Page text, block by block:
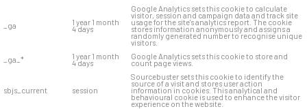
_ga 1 year 1 month
4 days
Google Analytics sets this cookie to calculate
visitor, session and campaign data and track site
usage for the site's analytics report. The cookie
stores information anonymously and assigns a
randomly generated number to recognise unique
visitors.
_ga_*
1 year 1 month
4 days
Google Analytics sets this cookie to store and
count page views.
sbjs_current session
Sourcebuster sets this cookie to identify the
source of a visit and stores user action
information in cookies. This analytical and
behavioural cookie is used to enhance the visitor
experience on the website.